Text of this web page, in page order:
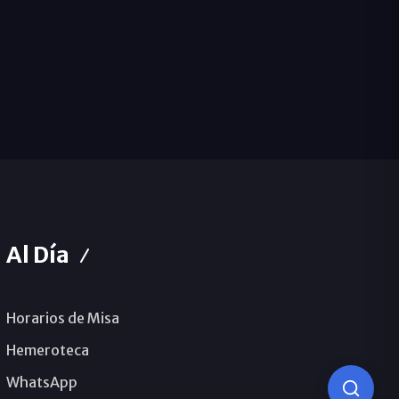
Al Día
Horarios de Misa
Hemeroteca
WhatsApp